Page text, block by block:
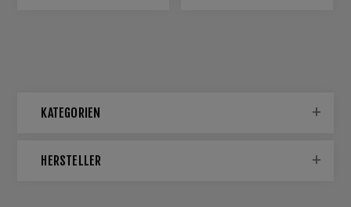
KATEGORIEN
HERSTELLER